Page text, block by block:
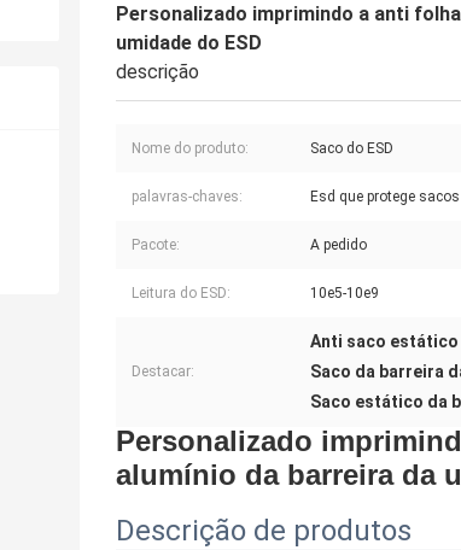
Personalizado imprimindo a anti
umidade do ESD
descrição
Nome do produto: Saco do ESD
palavras-chaves: Esd que protege sacos
Pacote: A pedido
Leitura do ESD: 10e5-10e9
Destacar:
Anti saco estático
Saco da barreira
Saco estático da
Personalizado
alumínio da barreira da
Descrição de produtos